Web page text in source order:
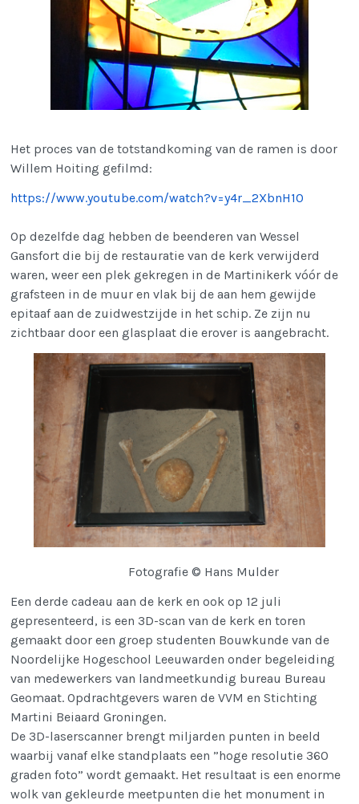
Het proces van de totstandkoming van de ramen is door
Willem Hoiting gefilmd:
https://www.youtube.com/watch?v=y4r_2XbnH10
Op dezelfde dag hebben de beenderen van Wessel
Gansfort die bij de restauratie van de kerk verwijderd
waren, weer een plek gekregen in de Martinikerk vóór de
grafsteen in de muur en vlak bij de aan hem gewijde
epitaaf aan de zuidwestzijde in het schip. Ze zijn nu
zichtbaar door een glasplaat die erover is aangebracht.
Fotografie © Hans Mulder
Een derde cadeau aan de kerk en ook op 12 juli
gepresenteerd, is een 3D-scan van de kerk en toren
gemaakt door een groep studenten Bouwkunde van de
Noordelijke Hogeschool Leeuwarden onder begeleiding
van medewerkers van landmeetkundig bureau Bureau
Geomaat. Opdrachtgevers waren de VVM en Stichting
Martini Beiaard Groningen.
De 3D-laserscanner brengt miljarden punten in beeld
waarbij vanaf elke standplaats een ”hoge resolutie 360
graden foto” wordt gemaakt. Het resultaat is een enorme
wolk van gekleurde meetpunten die het monument in